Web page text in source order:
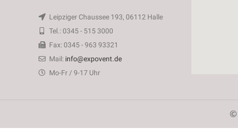
Leipziger Chaussee 193, 06112 Halle
Tel.: 0345 - 515 3000
Fax: 0345 - 963 93321
Mail: info@expovent.de
Mo-Fr / 9-17 Uhr